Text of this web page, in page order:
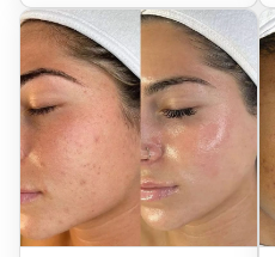
Relaxant aux 4
Huiles Précieuses